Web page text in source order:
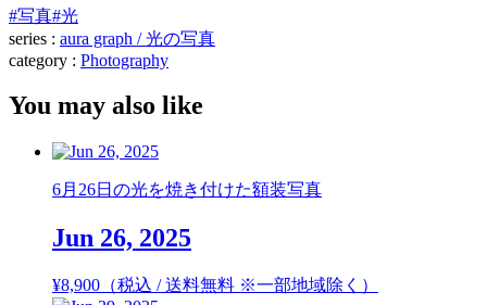
#写真#光
series : aura graph / 光の写真
category : Photography
You may also like
6月26日の光を焼き付けた額装写真
Jun 26, 2025
¥8,900 （税込 / 送料無料 ※一部地域除く）